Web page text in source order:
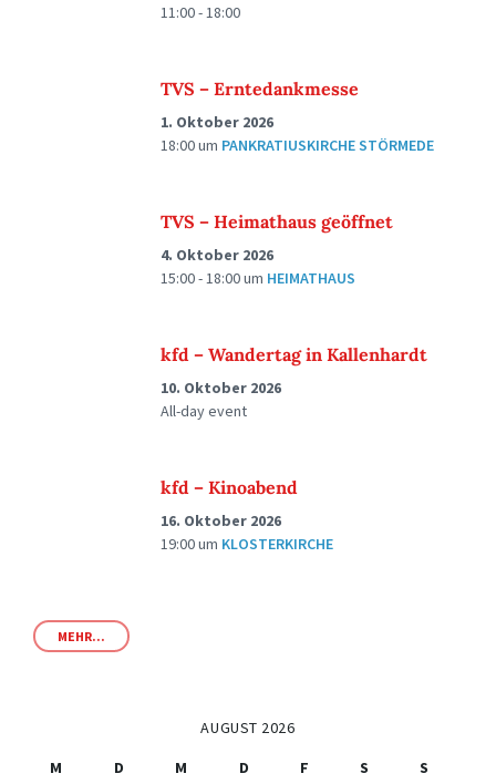
11:00 - 18:00
TVS – Erntedankmesse
1. Oktober 2026
18:00um PANKRATIUSKIRCHE STÖRMEDE
TVS – Heimathaus geöffnet
4. Oktober 2026
15:00 - 18:00um HEIMATHAUS
kfd – Wandertag in Kallenhardt
10. Oktober 2026
All-day event
kfd – Kinoabend
16. Oktober 2026
19:00um KLOSTERKIRCHE
MEHR...
AUGUST 2026
M
D M D F S
S